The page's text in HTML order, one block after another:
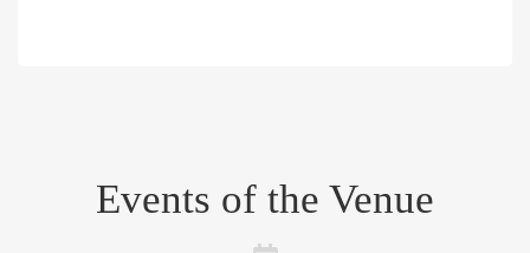
Events of the Venue